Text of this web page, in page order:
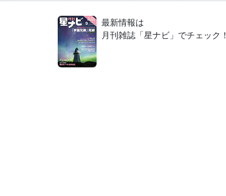
最新情報は
月刊雑誌「星ナビ」でチェック！